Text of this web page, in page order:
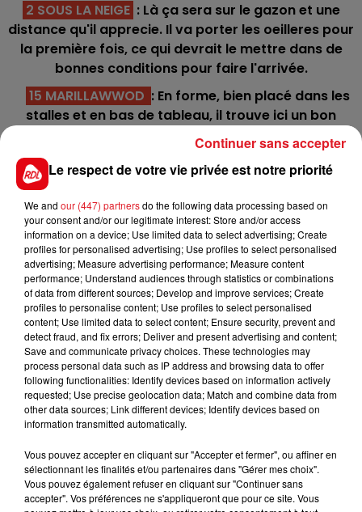
2 SOUS LA NEIGE : Là ça sera sur le gazon et une
distance qu'il apprecie. Il va porter les oeilleres pour
la première fois, ce qui devrait le mettre dans de
bonnes conditions pour faire l'arrivée.
15 MARILLAWWOD : En forme, bien placé dans les
stalles et en bas de tableau, il trouve ici un bon
engagement pour s'affirmer dans ce quinté.
16 CROWFUNDING
: Il a aligné les performances
dans les épreuves à réclamer, mais dans ce lot pas
trés relevé une 5 ème place est possible.
*************
En direct des pistes :
FILS D'ACTUS
Le respect de votre vie privée est notre priorité
We and our (447) partnersdo the following data processing based on
your consent and/or our legitimate interest: Store and/or access
information on a device; Use limited data to select advertising; Create
profiles for personalised advertising; Use profiles to select personalised
advertising; Measure advertising performance; Measure content
performance; Understand audiences through statistics or combinations
of data from different sources; Develop and improve services; Create
profiles to personalise content; Use profiles to select personalised
content; Use limited data to select content; Ensure security, prevent and
detect fraud, and fix errors; Deliver and present advertising and content;
Save and communicate privacy choices. These technologies may
process personal data such as IP address and browsing data to offer
following functionalities: Identify devices based on information actively
requested; Use precise geolocation data; Match and combine data from
other data sources; Link different devices; Identify devices based on
information transmitted automatically.
Vous pouvez accepter en cliquant sur "Accepter et fermer", ou affiner en
sélectionnant les finalités et/ou partenaires dans "Gérer mes choix".
Vous pouvez également refuser en cliquant sur "Continuer sans
accepter". Vos préférences ne s'appliqueront que pour ce site. Vous
Continuer sans accepter